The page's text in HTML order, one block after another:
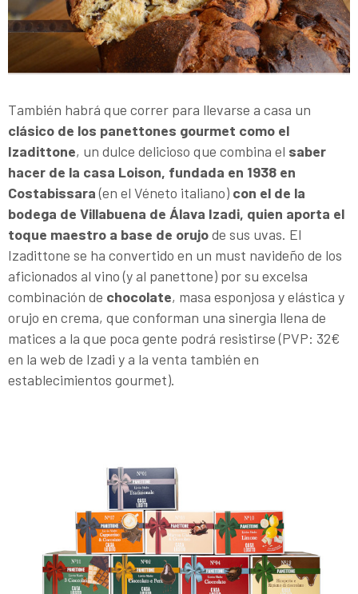
También habrá que correr para llevarse a casa un
clásico de los panettones gourmet como el
Izadittone, un dulce delicioso que combina el saber
hacer de la casa Loison, fundada en 1938 en
Costabissara(en el Véneto italiano) con el de la
bodega de Villabuena de Álava Izadi, quien aporta el
toque maestro a base de orujode sus uvas. El
Izadittone se ha convertido en un must navideño de los
aficionados al vino (y al panettone) por su excelsa
combinación de chocolate, masa esponjosa y elástica y
orujo en crema, que conforman una sinergia llena de
matices a la que poca gente podrá resistirse (PVP: 32€
en la web de Izadi y a la venta también en
establecimientos gourmet).